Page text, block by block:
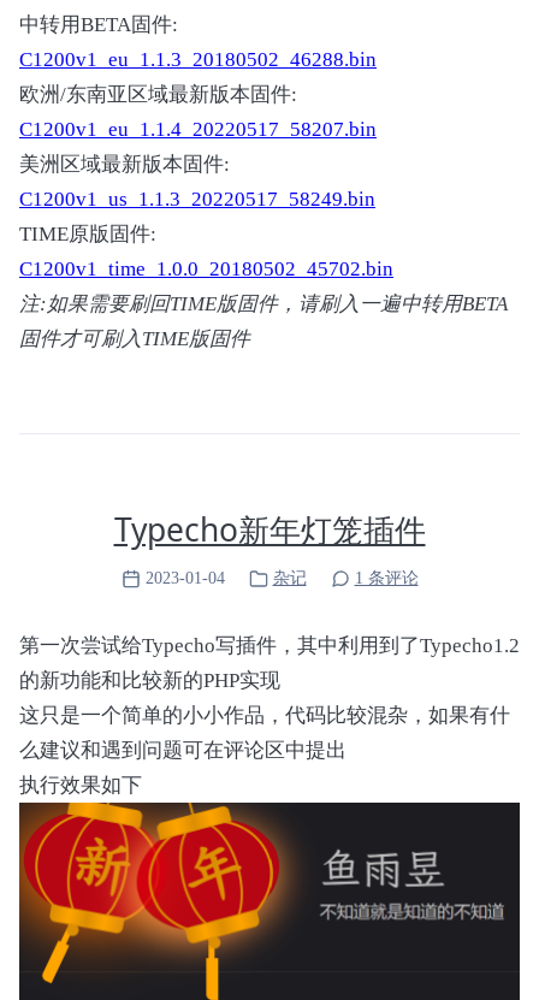
中转用BETA固件:
C1200v1_eu_1.1.3_20180502_46288.bin
欧洲/东南亚区域最新版本固件:
C1200v1_eu_1.1.4_20220517_58207.bin
美洲区域最新版本固件:
C1200v1_us_1.1.3_20220517_58249.bin
TIME原版固件:
C1200v1_time_1.0.0_20180502_45702.bin
注:如果需要刷回TIME版固件，请刷入一遍中转用BETA
固件才可刷入TIME版固件
Typecho新年灯笼插件
2023-01-04 杂记 1 条评论
第一次尝试给Typecho写插件，其中利用到了Typecho1.2
的新功能和比较新的PHP实现
这只是一个简单的小小作品，代码比较混杂，如果有什
么建议和遇到问题可在评论区中提出
执行效果如下